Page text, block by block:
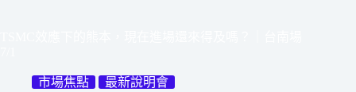
市場焦點 最新說明會